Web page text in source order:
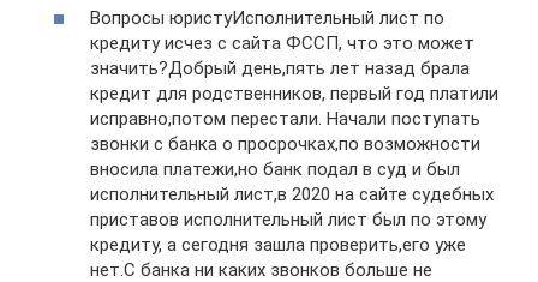
Вопросы юристуИсполнительный лист по
кредиту исчез с сайта ФССП, что это может
значить?Добрый день,пять лет назад брала
кредит для родственников, первый год платили
исправно,потом перестали. Начали поступать
звонки с банка о просрочках,по возможности
вносила платежи,но банк подал в суд и был
исполнительный лист,в 2020 на сайте судебных
приставов исполнительный лист был по этому
кредиту, а сегодня зашла проверить,его уже
нет.С банка ни каких звонков больше не